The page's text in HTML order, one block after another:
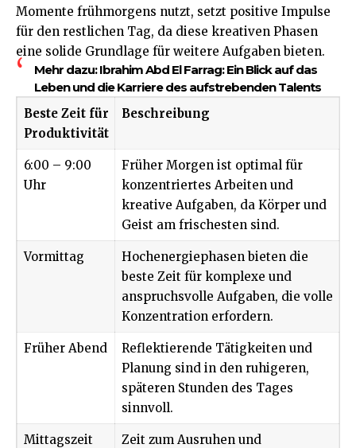
Momente frühmorgens nutzt, setzt positive Impulse
für den restlichen Tag, da diese kreativen Phasen
eine solide Grundlage für weitere Aufgaben bieten.
Mehr dazu:Ibrahim Abd El Farrag: Ein Blick auf das
Leben und die Karriere des aufstrebenden Talents
Beste Zeit für
Produktivität
Beschreibung
6:00 – 9:00
Uhr
Früher Morgen ist optimal für
konzentriertes Arbeiten und
kreative Aufgaben, da Körper und
Geist am frischesten sind.
Vormittag
Hochenergiephasen bieten die
beste Zeit für komplexe und
anspruchsvolle Aufgaben, die volle
Konzentration erfordern.
Früher Abend
Reflektierende Tätigkeiten und
Planung sind in den ruhigeren,
späteren Stunden des Tages
sinnvoll.
Mittagszeit
Zeit zum Ausruhen und